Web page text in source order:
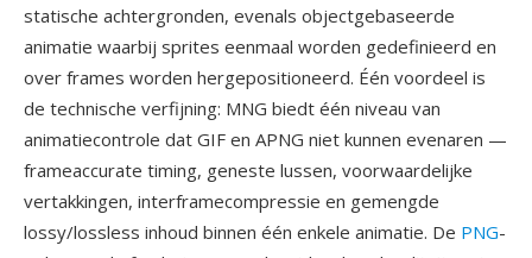
statische achtergronden, evenals objectgebaseerde
animatie waarbij sprites eenmaal worden gedefinieerd en
over frames worden hergepositioneerd. Één voordeel is
de technische verfijning: MNG biedt één niveau van
animatiecontrole dat GIF en APNG niet kunnen evenaren —
frameaccurate timing, geneste lussen, voorwaardelijke
vertakkingen, interframecompressie en gemengde
lossy/lossless inhoud binnen één enkele animatie. De PNG-